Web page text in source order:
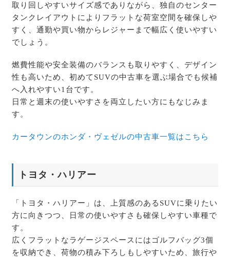
取り回しやすいサイズ感でありながら、独自のセンター
タンクレイアウトによりフラットな荷室空間を確保しや
すく、通勤や買い物からレジャーまで幅広く使いやすい
でしょう。
燃費性能や安全装備のバランスも取りやすく、デザイン
性も高いため、初めてSUVの中古車を選ぶ場合でも候補
へ入れやすい1台です。
日常と週末の使いやすさを両立したい方にもなじみま
す。
カータウンのホンダ・ヴェゼルの中古車一覧はこちら
トヨタ・ハリアー
「トヨタ・ハリアー」は、上質感のあるSUVに乗りたい
方に向きつつ、日常の使いやすさも確保しやすい車種で
す。
広くフラットなラゲージスペースにはゴルフバッグ3個
を収納でき、荷物の積み下ろしもしやすいため、旅行や